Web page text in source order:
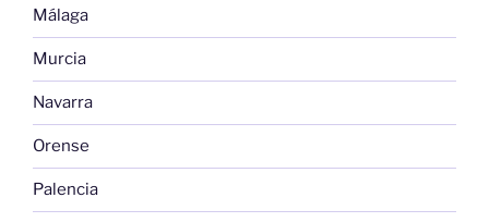
Málaga
Murcia
Navarra
Orense
Palencia